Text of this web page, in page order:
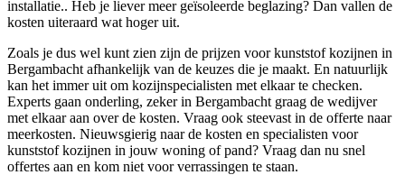
installatie.. Heb je liever meer geïsoleerde beglazing? Dan vallen de
kosten uiteraard wat hoger uit.
Zoals je dus wel kunt zien zijn de prijzen voor kunststof kozijnen in
Bergambacht afhankelijk van de keuzes die je maakt. En natuurlijk
kan het immer uit om kozijnspecialisten met elkaar te checken.
Experts gaan onderling, zeker in Bergambacht graag de wedijver
met elkaar aan over de kosten. Vraag ook steevast in de offerte naar
meerkosten. Nieuwsgierig naar de kosten en specialisten voor
kunststof kozijnen in jouw woning of pand? Vraag dan nu snel
offertes aan en kom niet voor verrassingen te staan.